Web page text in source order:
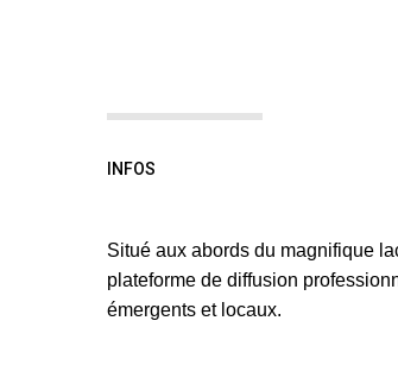
INFOS
Situé aux abords du magnifique
plateforme de diffusion
émergents et locaux.